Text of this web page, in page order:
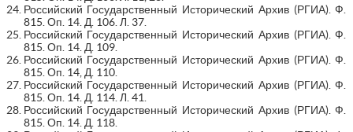
Российский Государственный Исторический Архив (РГИА). Ф.
815. Оп. 14. Д. 106. Л. 37.
Российский Государственный Исторический Архив (РГИА). Ф.
815. Оп. 14. Д. 109.
Российский Государственный Исторический Архив (РГИА). Ф.
815. Оп. 14, Д. 110.
Российский Государственный Исторический Архив (РГИА). Ф.
815. Оп. 14. Д. 114. Л. 41.
Российский Государственный Исторический Архив (РГИА). Ф.
815. Оп. 14. Д. 118.